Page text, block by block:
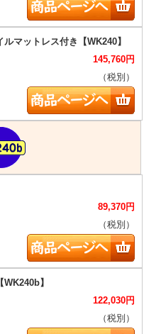
145,760円
（税別）
89,370円
（税別）
122,030円
（税別）